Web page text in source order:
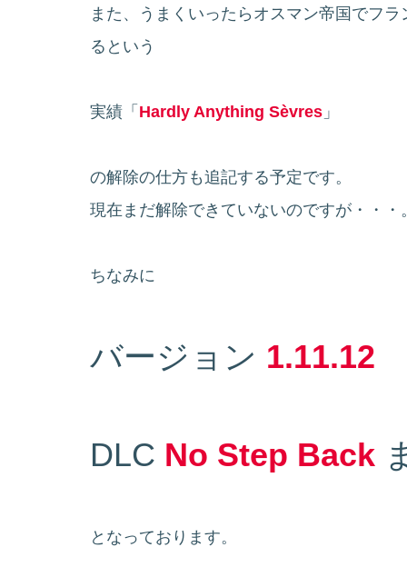
また、うまくいったらオスマン帝国でフ
るという
実績「 Hardly Anything Sèvres 」
の解除の仕方も追記する予定です。
現在まだ解除できていないのですが・・・
ちなみに
バージョン 1.11.12
DLC No Step Back
となっております。